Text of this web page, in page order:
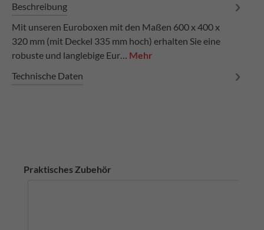
Beschreibung
Mit unseren Euroboxen mit den Maßen 600 x 400 x
320 mm (mit Deckel 335 mm hoch) erhalten Sie eine
robuste und langlebige Eur… Mehr
Technische Daten
Praktisches Zubehör